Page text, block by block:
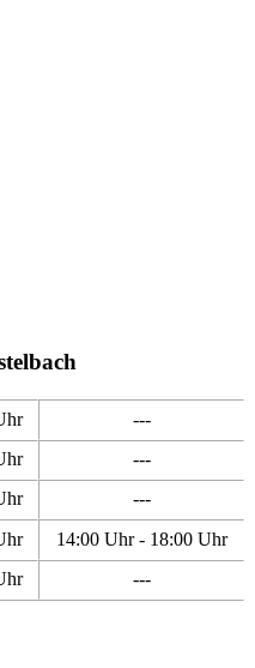
---
---
---
14:00 Uhr - 18:00 Uhr
---